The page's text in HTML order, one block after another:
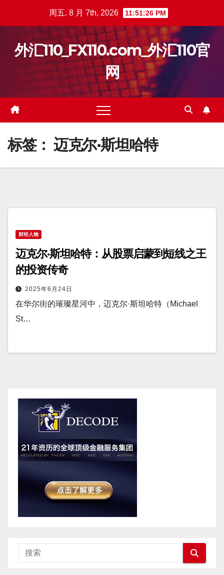
周五. 8 月 7th, 2026 11:51:27 PM
外汇110_FX110.com_外汇110官
网
标签： 迈克尔·斯坦哈特
财经人物
迈克尔·斯坦哈特：从股票启蒙到短线之王
的投资传奇
2025年6月24日
在华尔街的璀璨星河中，迈克尔·斯坦哈特（Michael
St…